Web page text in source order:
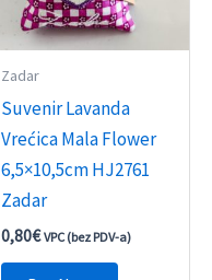
Zadar
Suvenir Lavanda
Vrećica Mala Flower
6,5×10,5cm HJ2761
Zadar
0,80€ VPC (bez PDV-a)